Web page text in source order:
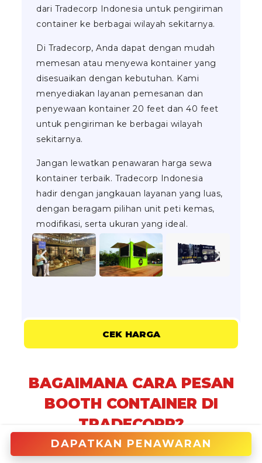
DAPATKAN PENAWARAN
dari Tradecorp Indonesia untuk pengiriman
container ke berbagai wilayah sekitarnya.
Di Tradecorp, Anda dapat dengan mudah
memesan atau menyewa kontainer yang
disesuaikan dengan kebutuhan. Kami
menyediakan layanan pemesanan dan
penyewaan kontainer 20 feet dan 40 feet
untuk pengiriman ke berbagai wilayah
sekitarnya.
Jangan lewatkan penawaran harga sewa
kontainer terbaik. Tradecorp Indonesia
hadir dengan jangkauan layanan yang luas,
dengan beragam pilihan unit peti kemas,
modifikasi, serta ukuran yang ideal.
CEK HARGA
BAGAIMANA CARA PESAN
BOOTH CONTAINER DI
TRADECORP?
Booth Container di Balangan dapat